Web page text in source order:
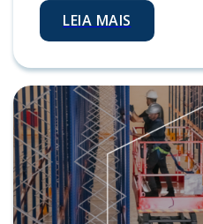
LEIA MAIS